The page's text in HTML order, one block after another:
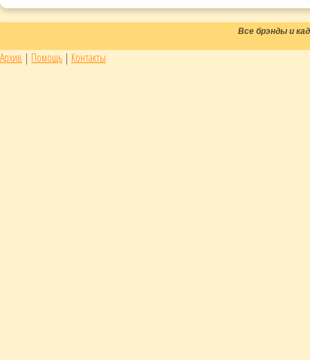
Все брэнды и
Архив | Помощь | Контакты